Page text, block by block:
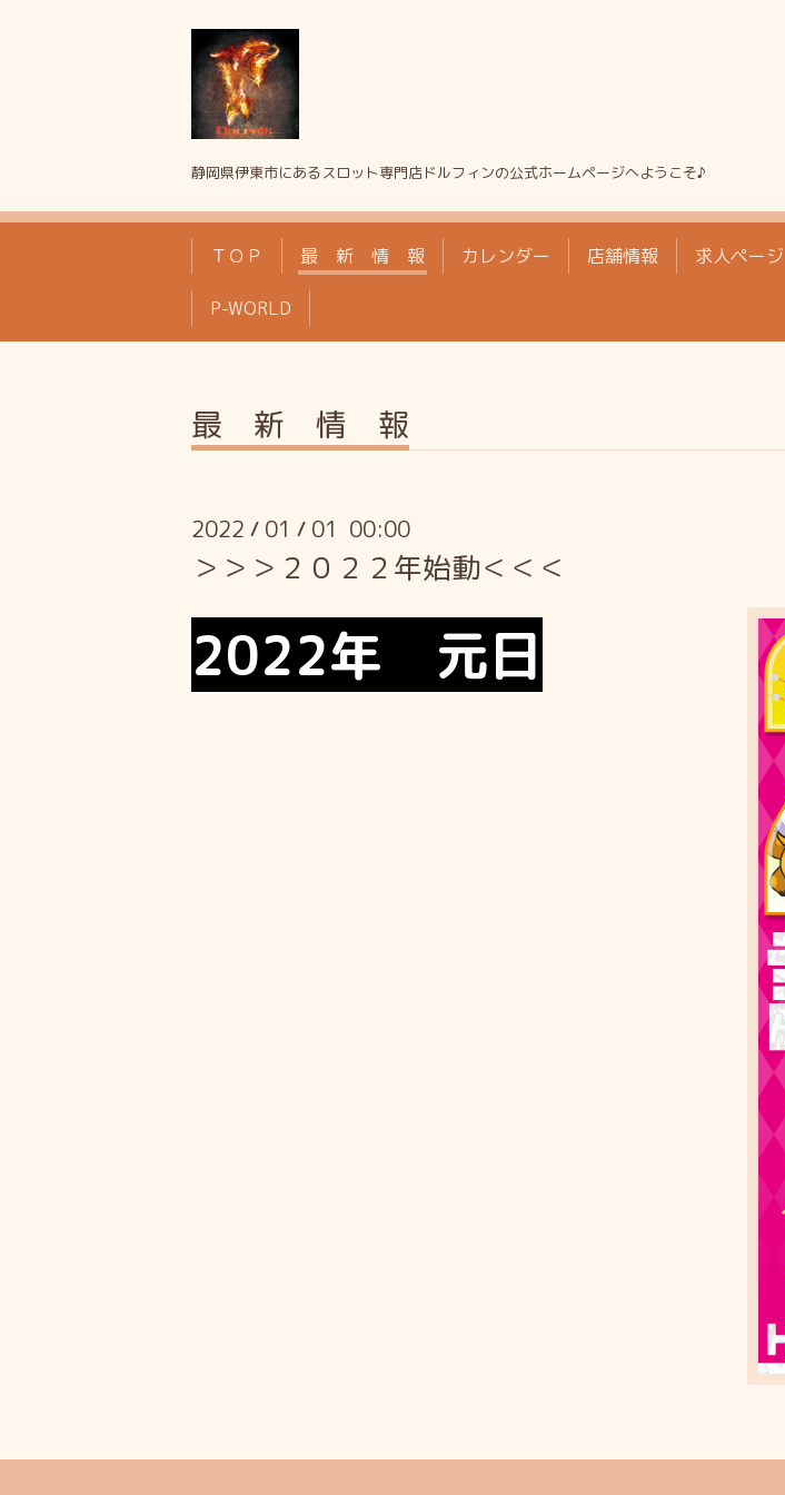
静岡県伊東市にあるスロット専門店ドルフィンの公式ホームページへようこそ♪
ＴＯＰ 最 新 情 報 カレンダー 店舗情報 求人ページ
P-WORLD
最 新 情 報
2022 / 01 / 01 00:00
＞＞＞２０２２年始動＜＜＜
2022年 元日